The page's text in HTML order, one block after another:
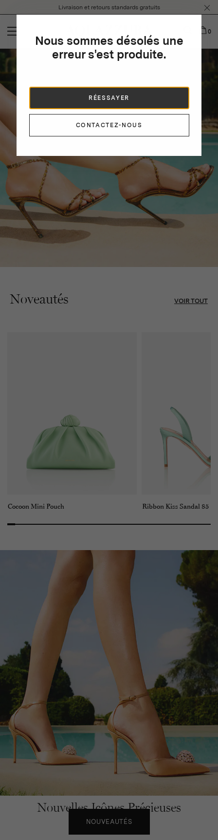
note:
website
an
accessibility
system.
Livraison et retours standards gratuits
0
Nous sommes désolés une
erreur s'est produite.
RÉESSAYER
CONTACTEZ-NOUS
Noveautés VOIR TOUT
Cocoon Mini Pouch Ribbon Kiss Sandal 85
Nouvelles Icônes Précieuses
NOUVEAUTÉS